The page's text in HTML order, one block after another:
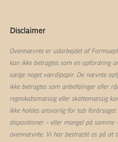
Disclaimer
Ovennævnte er udarbejdet af
kan ikke betragtes som en opfordring
sælge noget værdipapir. De nævnte
ikke betragtes som anbefalinger eller
regnskabsmæssig eller skattemæssig
ikke holdes ansvarlig for tab
dispositioner – eller mangel på
ovennævnte. Vi har bestræbt os på at